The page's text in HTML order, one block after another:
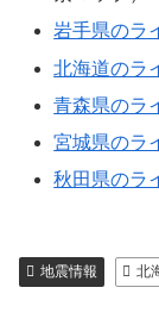
岩手県のラ
北海道のラ
青森県のラ
宮城県のラ
秋田県のラ
地震情報 北